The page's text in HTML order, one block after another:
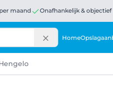
maand Onafhankelijk & objectief
Home